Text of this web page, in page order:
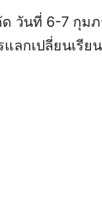
วันที่ 6-7 กุม
ลกเปลี่ยนเรีย